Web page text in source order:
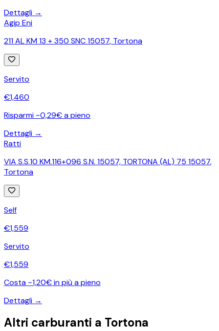
Dettagli →
Agip Eni
211 AL KM 13 + 350 SNC 15057, Tortona
Servito
€1,460
Risparmi ~0,29€ a pieno
Dettagli →
Ratti
VIA S.S.10 KM.116+096 S.N. 15057, TORTONA (AL) 75 15057,
Tortona
Self
€1,559
Servito
€1,559
Costa ~1,20€ in più a pieno
Dettagli →
Altri carburanti a Tortona